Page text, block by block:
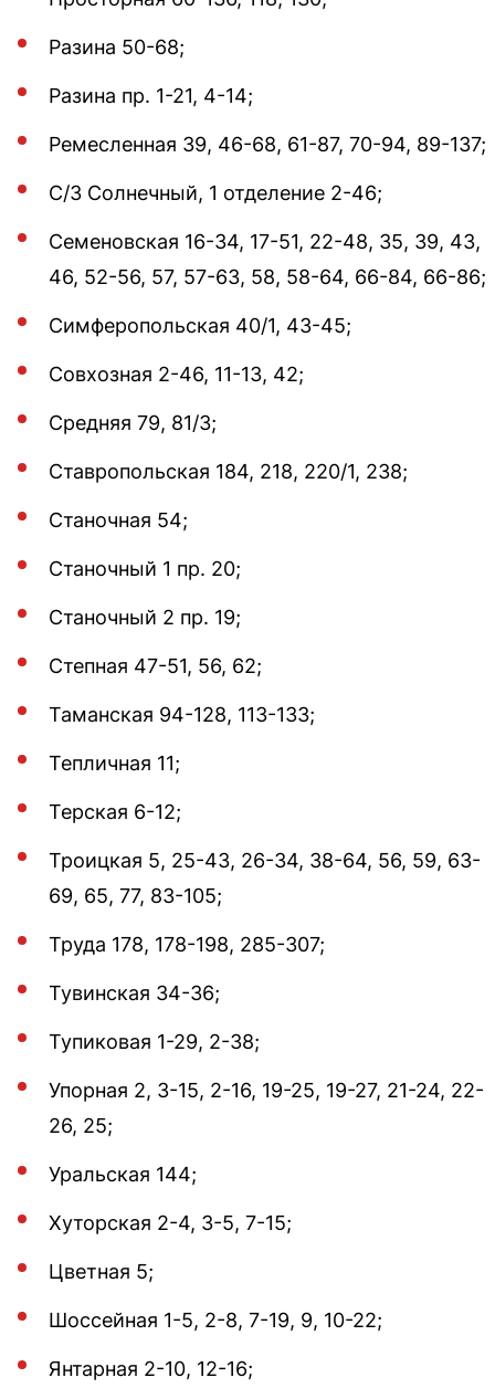
Разина 50-68;
Разина пр. 1-21, 4-14;
Ремесленная 39, 46-68, 61-87, 70-94, 89-137;
С/З Солнечный, 1 отделение 2-46;
Семеновская 16-34, 17-51, 22-48, 35, 39, 43,
46, 52-56, 57, 57-63, 58, 58-64, 66-84, 66-86;
Симферопольская 40/1, 43-45;
Совхозная 2-46, 11-13, 42;
Средняя 79, 81/3;
Ставропольская 184, 218, 220/1, 238;
Станочная 54;
Станочный 1 пр. 20;
Станочный 2 пр. 19;
Степная 47-51, 56, 62;
Таманская 94-128, 113-133;
Тепличная 11;
Терская 6-12;
Троицкая 5, 25-43, 26-34, 38-64, 56, 59, 63-
69, 65, 77, 83-105;
Труда 178, 178-198, 285-307;
Тувинская 34-36;
Тупиковая 1-29, 2-38;
Упорная 2, 3-15, 2-16, 19-25, 19-27, 21-24, 22-
26, 25;
Уральская 144;
Хуторская 2-4, 3-5, 7-15;
Цветная 5;
Шоссейная 1-5, 2-8, 7-19, 9, 10-22;
Янтарная 2-10, 12-16;